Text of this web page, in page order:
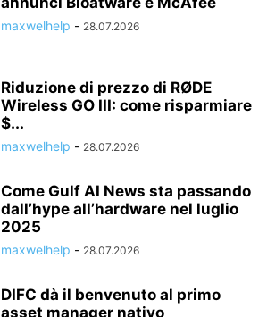
maxwelhelp - 28.07.2026
Riduzione di prezzo di RØDE
Wireless GO III: come risparmiare
$...
maxwelhelp - 28.07.2026
Come Gulf AI News sta passando
dall’hype all’hardware nel luglio
2025
maxwelhelp - 28.07.2026
DIFC dà il benvenuto al primo
asset manager nativo